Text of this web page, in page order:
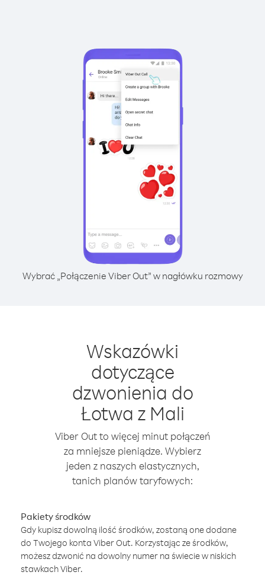
Wybrać „Połączenie Viber Out” w nagłówku rozmowy
Wskazówki
dotyczące
dzwonienia do
Łotwa z Mali
Viber Out to więcej minut połączeń
za mniejsze pieniądze. Wybierz
jeden z naszych elastycznych,
tanich planów taryfowych:
Pakiety środków
Gdy kupisz dowolną ilość środków, zostaną one dodane
do Twojego konta Viber Out. Korzystając ze środków,
możesz dzwonić na dowolny numer na świecie w niskich
stawkach Viber.